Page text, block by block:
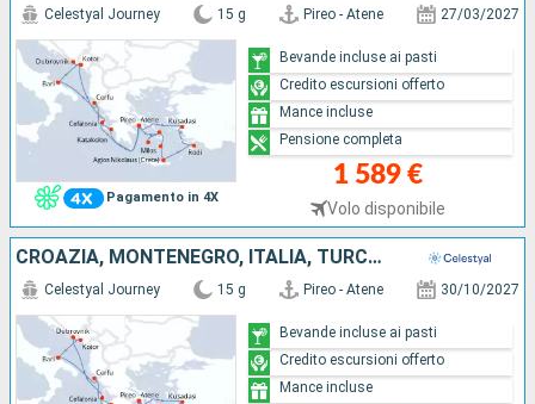
Pagamento in 4X
Celestyal Journey 15 g Pireo - Atene 27/03/2027
1 589 €
Volo disponibile
Bevande incluse ai pasti
Credito escursioni offerto
Mance incluse
Pensione completa
CROAZIA, MONTENEGRO, ITALIA, TURCHIA, GRECIA
Celestyal Journey 15 g Pireo - Atene 30/10/2027
Bevande incluse ai pasti
Credito escursioni offerto
Mance incluse